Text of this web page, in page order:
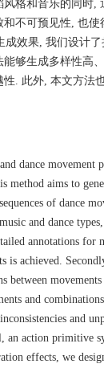
格和音乐的同时,
不可预见性, 也使
成效果, 我们设计
够生成多样性高
. 此外, 本文方法
dance movement
method aims to
of dance
and dance
annotations for
is achieved.
between movements
and
and
an action primitive
effects, we